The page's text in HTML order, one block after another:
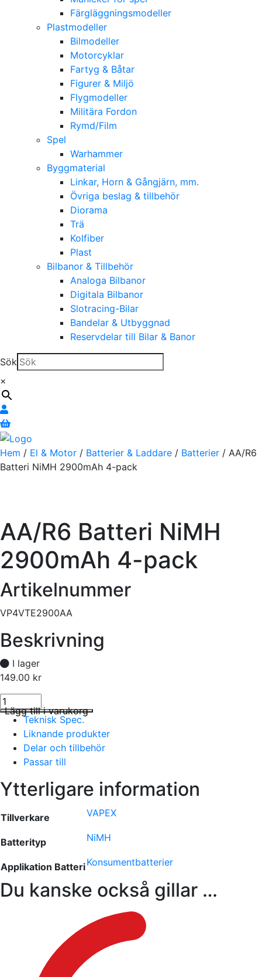
Färgläggningsmodeller
Plastmodeller
Bilmodeller
Motorcyklar
Fartyg & Båtar
Figurer & Miljö
Flygmodeller
Militära Fordon
Rymd/Film
Spel
Warhammer
Byggmaterial
Linkar, Horn & Gångjärn, mm.
Övriga beslag & tillbehör
Diorama
Trä
Kolfiber
Plast
Bilbanor & Tillbehör
Analoga Bilbanor
Digitala Bilbanor
Slotracing-Bilar
Bandelar & Utbyggnad
Reservdelar till Bilar & Banor
Sök
×
Hem / El & Motor / Batterier & Laddare / Batterier / AA/R6
Batteri NiMH 2900mAh 4-pack
AA/R6 Batteri NiMH
2900mAh 4-pack
Artikelnummer
VP4VTE2900AA
Beskrivning
I lager
149.00 kr
I lager
AA/R6 Batteri NiMH 2900mAh 4-pack mängd
Lägg till i varukorg
Teknisk Spec.
Liknande produkter
Delar och tillbehör
Passar till
Ytterligare information
Tillverkare VAPEX
Batterityp NiMH
Applikation BatteriKonsumentbatterier
Du kanske också gillar …